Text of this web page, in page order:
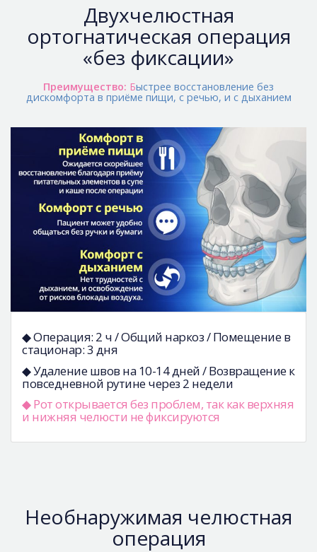
Двухчелюстная
ортогнатическая операция
«без фиксации»
Преимущество: Быстрее восстановление без
дискомфорта в приёме пищи, с речью, и c дыханием
◆ Операция: 2 ч / Общий наркоз / Помещение в
стационар: 3 дня
◆ Удаление швов на 10-14 дней / Возвращение к
повседневной рутине через 2 недели
◆ Рот открывается без проблем, так как верхняя
и нижняя челюсти не фиксируются
Необнаружимая челюстная
операция